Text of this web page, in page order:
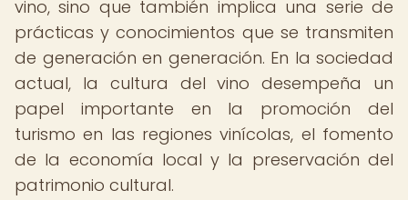
vino, sino que también implica una serie de
prácticas y conocimientos que se transmiten
de generación en generación. En la sociedad
actual, la cultura del vino desempeña un
papel importante en la promoción del
turismo en las regiones vinícolas, el fomento
de la economía local y la preservación del
patrimonio cultural.